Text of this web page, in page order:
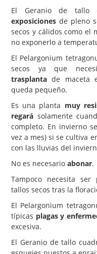
El Geranio de tallo
exposiciones de pleno
secos y cálidos como el
no exponerlo a
El Pelargonium
secos ya que
trasplanta de maceta
queda pequeño.
Es una planta muy
regará solamente
completo. En invierno
vez a mes) si se cultiva
con las lluvias del
No es necesario abonar.
Tampoco necesita ser
tallos secos tras la
El Pelargonium
típicas plagas y
excesiva.
El Geranio de tallo